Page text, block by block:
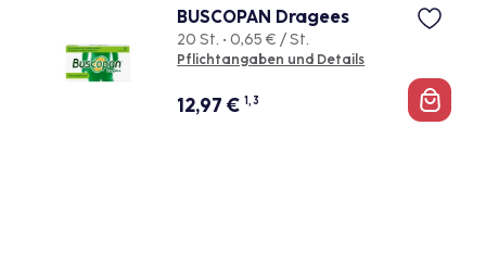
BUSCOPAN Dragees
20 St. • 0,65 € / St.
Pflichtangaben und Details
12,97€ 1, 3